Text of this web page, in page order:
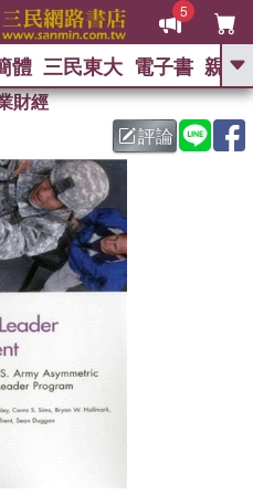
5
GO
體 三民東大 電子書 親子
財經
評論